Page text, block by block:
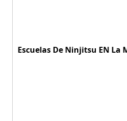
Escuelas De Ninjitsu EN La